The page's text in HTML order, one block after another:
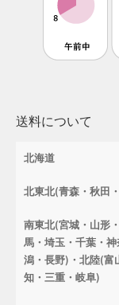
父の日特集
特定商取引法に基
配送状況の確認
送料について
北海道
北東北(青森・秋田
南東北(宮城・山形
馬・埼玉・千葉・
潟・長野)・北陸(富
知・三重・岐阜)